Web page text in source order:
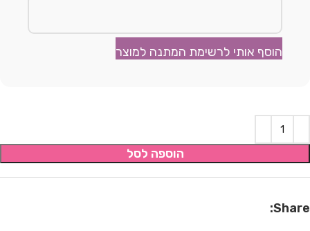
הוסף אותי לרשימת המתנה למוצר
הוספה לסל
Share: